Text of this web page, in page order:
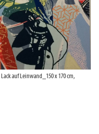
auf Leinwand_150 x 170 cm,